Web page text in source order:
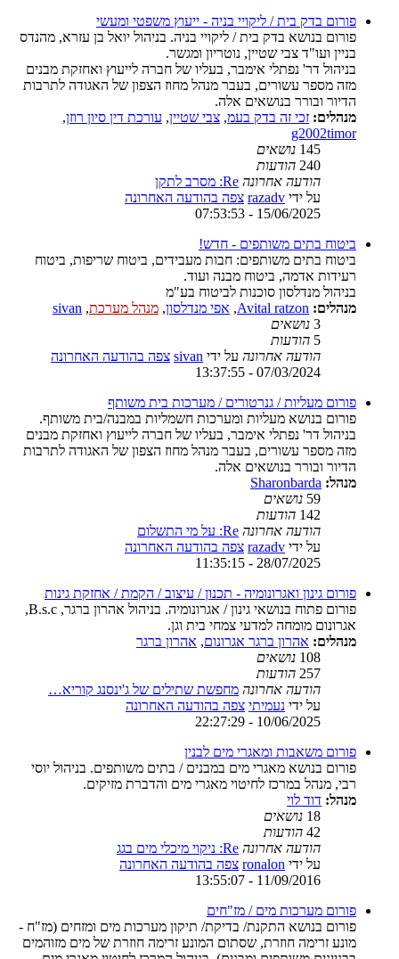
פורום בדק בית / ליקויי בניה - ייעוץ משפטי ומעשי
פורום בנושא בדק בית / ליקויי בניה. בניהול יואל בן עזרא, מהנדס
בניין ועו"ד צבי שטיין, נוטריון ומגשר.
בניהול דר' נפתלי אימבר, בעליו של חברה לייעוץ ואחזקת מבנים
מזה מספר עשורים, בעבר מנהל מחוז הצפון של האגודה לתרבות
הדיור ובורר בנושאים אלה.
מנהלים: זכי זה בדק בעמ, צבי שטיין, עורכת דין סיון רוזן,
g2002timor
145 נושאים
240 הודעות
הודעה אחרונה Re: מסרב לתקן
על ידי razadv צפה בהודעה האחרונה
15/06/2025 - 07:53:53
ביטוח בתים משותפים - חדש!
ביטוח בתים משותפים: חבות מעבידים, ביטוח שריפות, ביטוח
רעידות אדמה, ביטוח מבנה ועוד.
בניהול מנדלסון סוכנות לביטוח בע"מ
מנהלים: Avital ratzon
, אפי מנדלסון, מנהל מערכת,
sivan
3 נושאים
5 הודעות
הודעה אחרונה על ידי sivan צפה בהודעה האחרונה
07/03/2024 - 13:37:55
פורום מעליות / גנרטורים / מערכות בית משותף
פורום בנושא מעליות ומערכות חשמליות במבנה/בית משותף.
בניהול דר' נפתלי אימבר, בעליו של חברה לייעוץ ואחזקת מבנים
מזה מספר עשורים, בעבר מנהל מחוז הצפון של האגודה לתרבות
הדיור ובורר בנושאים אלה.
מנהל: Sharonbarda
59 נושאים
142 הודעות
הודעה אחרונה Re: על מי התשלום
על ידי razadv צפה בהודעה האחרונה
28/07/2025 - 11:35:15
פורום גינון ואגרונומיה - תכנון / עיצוב / הקמת / אחזקת גינות
פורום פתוח בנושאי גינון / אגרונומיה. בניהול אהרון ברגר, B.s.c,
אגרונום מומחה למדעי צמחי בית וגן.
מנהלים: אהרון ברגר אגרונום, אהרון ברגר
108 נושאים
257 הודעות
הודעה אחרונה מחפשת שתילים של ג'ינסנג קוריא…
על ידי נעמיתי צפה בהודעה האחרונה
10/06/2025 - 22:27:29
פורום משאבות ומאגרי מים לבנין
פורום בנושא מאגרי מים במבנים / בתים משותפים. בניהול יוסי
רבי, מנהל במרכז לחיטוי מאגרי מים והדברת מזיקים.
מנהל: דוד לוי
18 נושאים
42 הודעות
הודעה אחרונה Re: ניקוי מיכלי מים בגג
על ידי ronalon צפה בהודעה האחרונה
11/09/2016 - 13:55:07
פורום מערכות מים / מז"חים
פורום בנושא התקנת/ בדיקת/ תיקון מערכות מים ומזחים (מז"ח -
מונע זרימה חוזרת, שסתום המונע זרימה חוזרת של מים מזוהמים